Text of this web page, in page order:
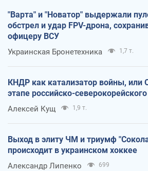
"Варта" и "Новатор" выдержали
обстрел и удар FPV-дрона,
офицеру ВСУ
Украинская Бронетехника 1,7 т.
КНДР как катализатор войны, или
этапе российско-
Алексей Кущ 1,9 т.
Выход в элиту ЧМ и триумф
происходит в украинском хоккее
Александр Липенко 699